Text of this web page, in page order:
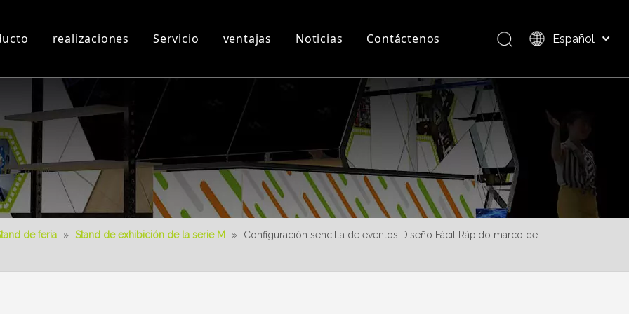
Taller y Equipos Preguntas más frecuentes
Videos 3D Descripción del producto
realizaciones Servicio ventajas Noticias
Nuevo producto
Contáctenos Español
العربية
日本語
Pусский
Nederlands
Português
Français
简体中文
de feria » Stand de exhibición de la serie M »
Configuración sencilla de eventos Diseño Fácil Rápido marco de